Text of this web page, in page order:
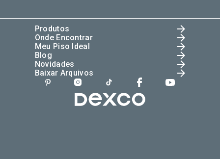
Produtos
Onde Encontrar
Meu Piso Ideal
Blog
Novidades
Baixar Arquivos